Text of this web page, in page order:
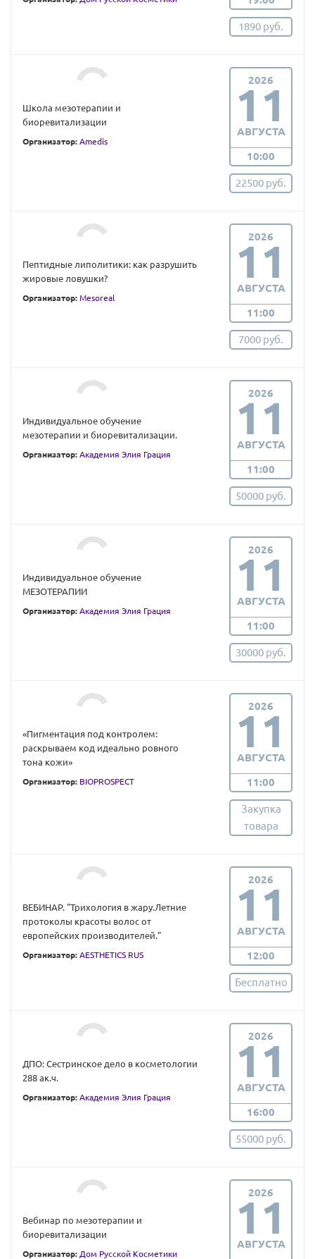
1890 руб.
Школа мезотерапии и
биоревитализации
Организатор: Amedis
2026
11
АВГУСТА
10:00
22500 руб.
Пептидные липолитики: как разрушить
жировые ловушки?
Организатор: Mesoreal
2026
11
АВГУСТА
11:00
7000 руб.
Индивидуальное обучение
мезотерапии и биоревитализации.
Организатор: Академия Элия Грация
2026
11
АВГУСТА
11:00
50000 руб.
Индивидуальное обучение
МЕЗОТЕРАПИИ
Организатор: Академия Элия Грация
2026
11
АВГУСТА
11:00
30000 руб.
«Пигментация под контролем:
раскрываем код идеально ровного
тона кожи»
Организатор: BIOPROSPECT
2026
11
АВГУСТА
11:00
Закупка
товара
ВЕБИНАР. "Трихология в жару.Летние
протоколы красоты волос от
европейских производителей."
Организатор: AESTHETICS RUS
2026
11
АВГУСТА
12:00
Бесплатно
ДПО: Сестринское дело в косметологии
288 ак.ч.
Организатор: Академия Элия Грация
2026
11
АВГУСТА
16:00
55000 руб.
Вебинар по мезотерапии и
биоревитализации
Организатор: Дом Русской Косметики
2026
11
АВГУСТА